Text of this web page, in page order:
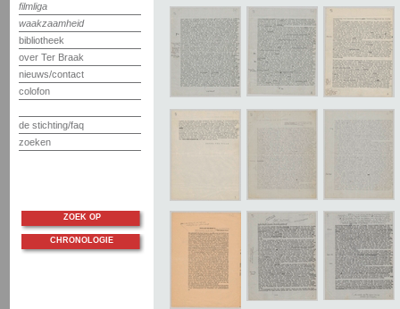
filmliga
waakzaamheid
bibliotheek
over Ter Braak
nieuws/contact
colofon
de stichting/faq
zoeken
ZOEK OP
CHRONOLOGIE